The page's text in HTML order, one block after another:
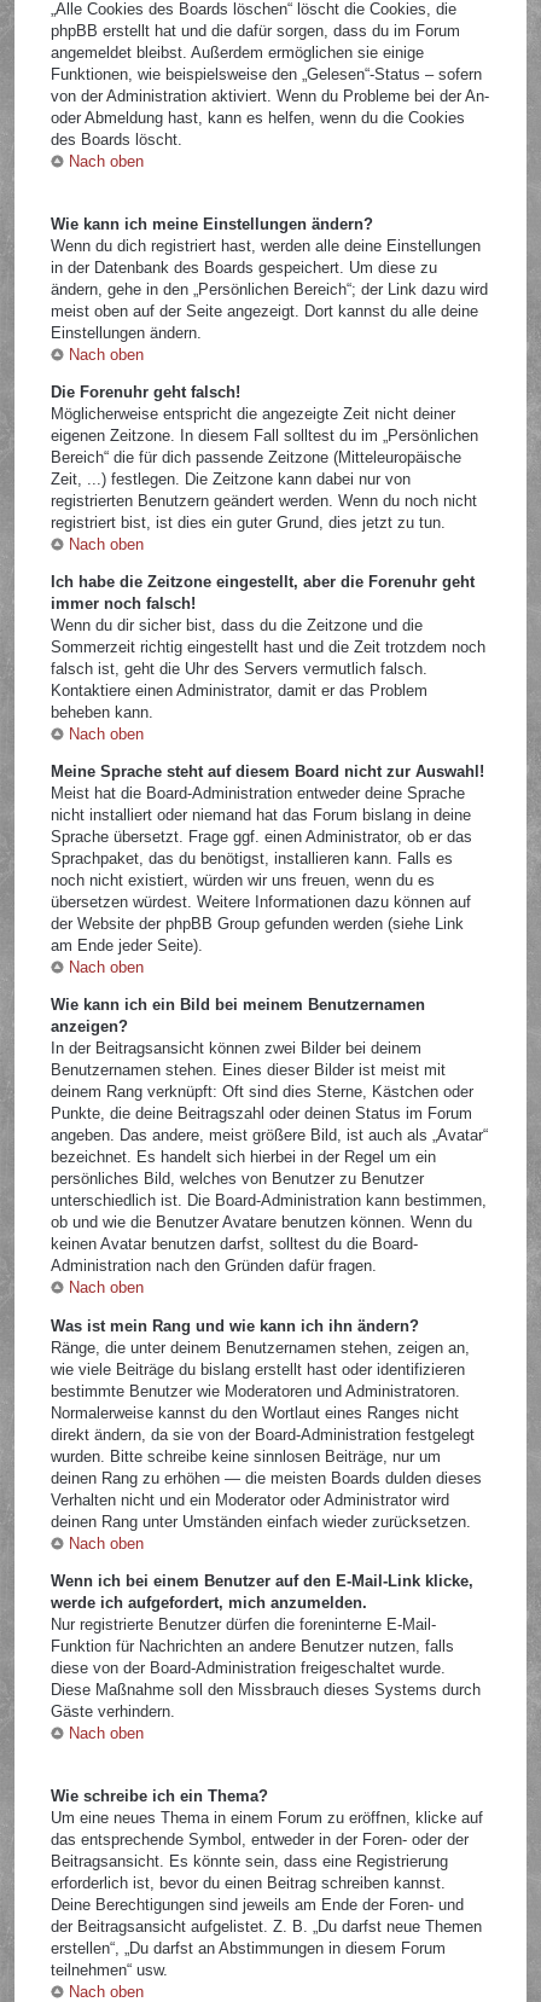
„Alle Cookies des Boards löschen“ löscht die Cookies, die
phpBB erstellt hat und die dafür sorgen, dass du im Forum
angemeldet bleibst. Außerdem ermöglichen sie einige
Funktionen, wie beispielsweise den „Gelesen“-Status – sofern
von der Administration aktiviert. Wenn du Probleme bei der An-
oder Abmeldung hast, kann es helfen, wenn du die Cookies
des Boards löscht.
Nach oben
Wie kann ich meine Einstellungen ändern?
Wenn du dich registriert hast, werden alle deine Einstellungen
in der Datenbank des Boards gespeichert. Um diese zu
ändern, gehe in den „Persönlichen Bereich“; der Link dazu wird
meist oben auf der Seite angezeigt. Dort kannst du alle deine
Einstellungen ändern.
Nach oben
Die Forenuhr geht falsch!
Möglicherweise entspricht die angezeigte Zeit nicht deiner
eigenen Zeitzone. In diesem Fall solltest du im „Persönlichen
Bereich“ die für dich passende Zeitzone (Mitteleuropäische
Zeit, ...) festlegen. Die Zeitzone kann dabei nur von
registrierten Benutzern geändert werden. Wenn du noch nicht
registriert bist, ist dies ein guter Grund, dies jetzt zu tun.
Nach oben
Ich habe die Zeitzone eingestellt, aber die Forenuhr geht
immer noch falsch!
Wenn du dir sicher bist, dass du die Zeitzone und die
Sommerzeit richtig eingestellt hast und die Zeit trotzdem noch
falsch ist, geht die Uhr des Servers vermutlich falsch.
Kontaktiere einen Administrator, damit er das Problem
beheben kann.
Nach oben
Meine Sprache steht auf diesem Board nicht zur Auswahl!
Meist hat die Board-Administration entweder deine Sprache
nicht installiert oder niemand hat das Forum bislang in deine
Sprache übersetzt. Frage ggf. einen Administrator, ob er das
Sprachpaket, das du benötigst, installieren kann. Falls es
noch nicht existiert, würden wir uns freuen, wenn du es
übersetzen würdest. Weitere Informationen dazu können auf
der Website der phpBB Group gefunden werden (siehe Link
am Ende jeder Seite).
Nach oben
Wie kann ich ein Bild bei meinem Benutzernamen
anzeigen?
In der Beitragsansicht können zwei Bilder bei deinem
Benutzernamen stehen. Eines dieser Bilder ist meist mit
deinem Rang verknüpft: Oft sind dies Sterne, Kästchen oder
Punkte, die deine Beitragszahl oder deinen Status im Forum
angeben. Das andere, meist größere Bild, ist auch als „Avatar“
bezeichnet. Es handelt sich hierbei in der Regel um ein
persönliches Bild, welches von Benutzer zu Benutzer
unterschiedlich ist. Die Board-Administration kann bestimmen,
ob und wie die Benutzer Avatare benutzen können. Wenn du
keinen Avatar benutzen darfst, solltest du die Board-
Administration nach den Gründen dafür fragen.
Nach oben
Was ist mein Rang und wie kann ich ihn ändern?
Ränge, die unter deinem Benutzernamen stehen, zeigen an,
wie viele Beiträge du bislang erstellt hast oder identifizieren
bestimmte Benutzer wie Moderatoren und Administratoren.
Normalerweise kannst du den Wortlaut eines Ranges nicht
direkt ändern, da sie von der Board-Administration festgelegt
wurden. Bitte schreibe keine sinnlosen Beiträge, nur um
deinen Rang zu erhöhen — die meisten Boards dulden dieses
Verhalten nicht und ein Moderator oder Administrator wird
deinen Rang unter Umständen einfach wieder zurücksetzen.
Nach oben
Wenn ich bei einem Benutzer auf den E-Mail-Link klicke,
werde ich aufgefordert, mich anzumelden.
Nur registrierte Benutzer dürfen die foreninterne E-Mail-
Funktion für Nachrichten an andere Benutzer nutzen, falls
diese von der Board-Administration freigeschaltet wurde.
Diese Maßnahme soll den Missbrauch dieses Systems durch
Gäste verhindern.
Nach oben
Wie schreibe ich ein Thema?
Um eine neues Thema in einem Forum zu eröffnen, klicke auf
das entsprechende Symbol, entweder in der Foren- oder der
Beitragsansicht. Es könnte sein, dass eine Registrierung
erforderlich ist, bevor du einen Beitrag schreiben kannst.
Deine Berechtigungen sind jeweils am Ende der Foren- und
der Beitragsansicht aufgelistet. Z. B. „Du darfst neue Themen
erstellen“, „Du darfst an Abstimmungen in diesem Forum
teilnehmen“ usw.
Nach oben